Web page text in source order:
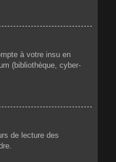
à votre insu en
(bibliothèque, cyber-
de lecture des